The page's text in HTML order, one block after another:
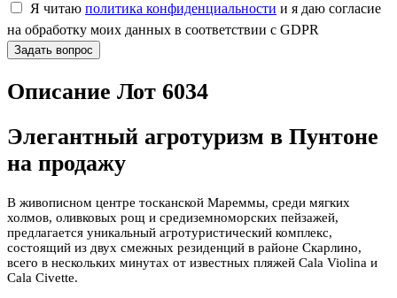
Я читаю политика конфиденциальности и я даю согласие
на обработку моих данных в соответствии с GDPR
Задать вопрос
Описание Лот 6034
Элегантный агротуризм в Пунтоне
на продажу
В живописном центре тосканской Мареммы, среди мягких
холмов, оливковых рощ и средиземноморских пейзажей,
предлагается уникальный агротуристический комплекс,
состоящий из двух смежных резиденций в районе Скарлино,
всего в нескольких минутах от известных пляжей Cala Violina и
Cala Civette.